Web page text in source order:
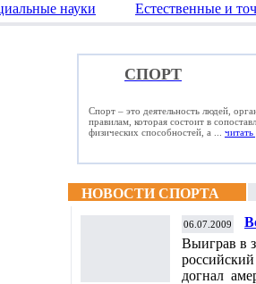
науки Естественные и
СПОРТ
Спорт – это деятельность людей,
правилам, которая состоит в
физических способностей, а ... читать
НОВОСТИ СПОРТА
06.07.2009
Выиграв в
догнал